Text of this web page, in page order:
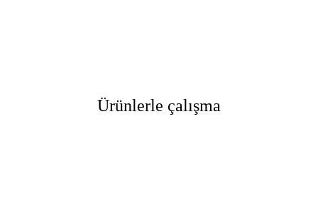
Ürünlerle çalışma